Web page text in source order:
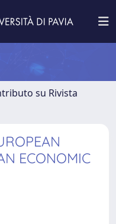
su Rivista
ECONOMIC